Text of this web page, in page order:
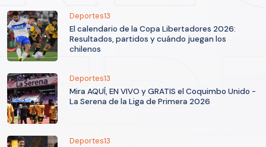
Deportes13
El calendario de la Copa Libertadores 2026:
Resultados, partidos y cuándo juegan los
chilenos
Deportes13
Mira AQUÍ, EN VIVO y GRATIS el Coquimbo Unido -
La Serena de la Liga de Primera 2026
Deportes13